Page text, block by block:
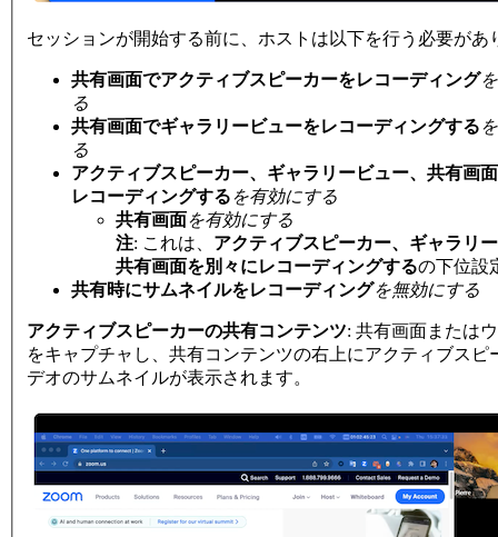
セッションが開始する前に、ホストは以下を行う必要があ
共有画面でアクティブスピーカーをレコーディング
る
共有画面でギャラリービューをレコーディングする
る
アクティブスピーカー、ギャラリービュー、共有画
レコーディングするを有効にする
共有画面を有効にする
注: これは、 アクティブスピーカー、ギャラリ
共有画面を別々にレコーディングするの下位設
共有時にサムネイルをレコーディングを無効にする
アクティブスピーカーの共有コンテンツ: 共有画面または
をキャプチャし、共有コンテンツの右上にアクティブスピ
デオのサムネイルが表示されます。